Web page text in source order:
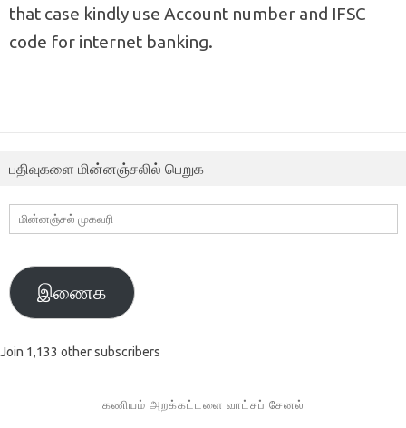
that case kindly use Account number and IFSC
code for internet banking.
பதிவுகளை மின்னஞ்சலில் பெறுக
மின்னஞ்சல்
முகவரி
இணைக
Join 1,133 other subscribers
கணியம் அறக்கட்டளை வாட்சப் சேனல்